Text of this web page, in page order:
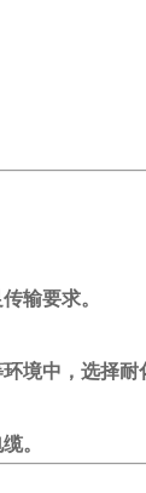
要求。
境中，选择耐
。